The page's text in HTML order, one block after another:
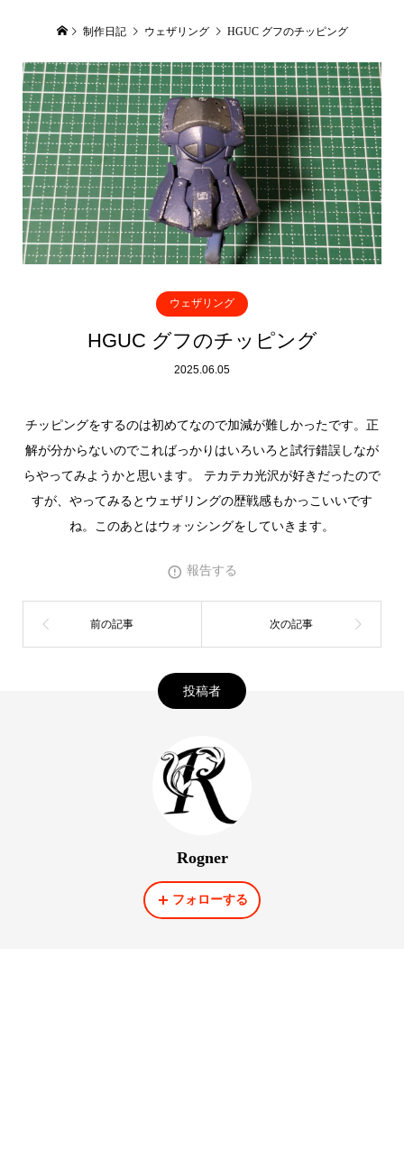
制作日記 ウェザリング HGUC グフのチッピング
ウェザリング
HGUC グフのチッピング
2025.06.05
チッピングをするのは初めてなので加減が難しかったです。正
解が分からないのでこればっかりはいろいろと試行錯誤しなが
らやってみようかと思います。 テカテカ光沢が好きだったので
すが、やってみるとウェザリングの歴戦感もかっこいいです
ね。このあとはウォッシングをしていきます。
報告する
投稿者
Rogner
フォローする